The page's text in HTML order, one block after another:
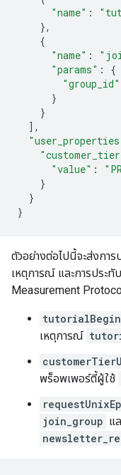
"name" :
},
{
"name" :
"params" :
{
"group_id"
}
}
],
"value" :
}
}
}
ตัวอย่างต่อไปนี้จะส่งการ
เหตุการณ์ และการประทั
Measurement
เหตุการณ์
พร็อพเพอร์ตี้ผู้ใช้
join_group แ